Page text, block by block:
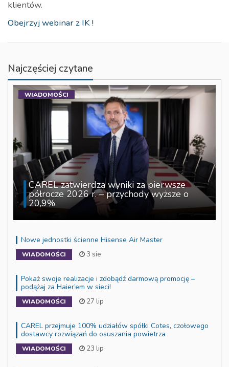
klientów.
Obejrzyj webinar z IK !
Najczęściej czytane
CAREL zatwierdza wyniki za pierwsze
półrocze 2026 r. – przychody wyższe o
20,9%
WIADOMOŚCI
Nowe jednostki ścienne Hisense Air Master
WIADOMOŚCI 3 sie
Pokaż swoje realizacje i zdobądź darmową promocję –
podążaj za Haier’em w sieci!
WIADOMOŚCI 27 lip
CAREL przejmuje 100% udziałów spółki Cotes, czołowego
dostawcy rozwiązań do osuszania powietrza
WIADOMOŚCI 23 lip